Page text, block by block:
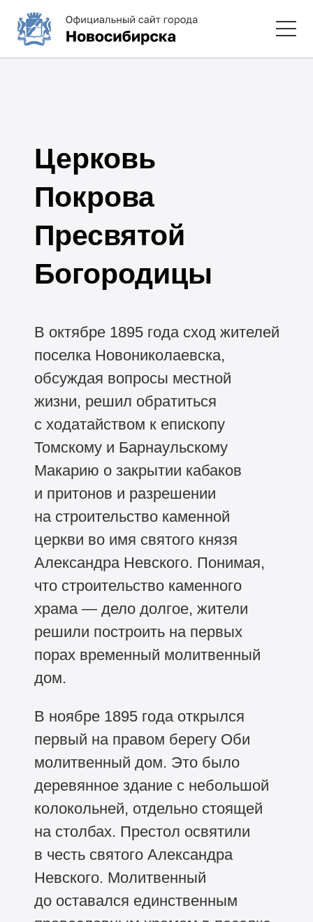
Церковь
Покрова
Пресвятой
Богородицы
В октябре 1895 года сход жителей
поселка Новониколаевска,
обсуждая вопросы местной
жизни, решил обратиться
с ходатайством к епископу
Томскому и Барнаульскому
Макарию о закрытии кабаков
и притонов и разрешении
на строительство каменной
церкви во имя святого князя
Александра Невского. Понимая,
что строительство каменного
храма — дело долгое, жители
решили построить на первых
порах временный молитвенный
дом.
В ноябре 1895 года открылся
первый на правом берегу Оби
молитвенный дом. Это было
деревянное здание с небольшой
колокольней, отдельно стоящей
на столбах. Престол освятили
в честь святого Александра
Невского. Молитвенный
до оставался единственным